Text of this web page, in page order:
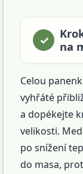
na
Celou
vyhřáté
a dopékejte
velikosti.
po snížení
do masa,